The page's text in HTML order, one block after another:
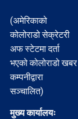
(अमेरिकाको
कोलोराडो सेक्रेटरी
अफ स्टेटमा दर्ता
भएको कोलोराडो खबर
कम्पनीद्वारा
सञ्चालित)
मुख्य कार्यालयः